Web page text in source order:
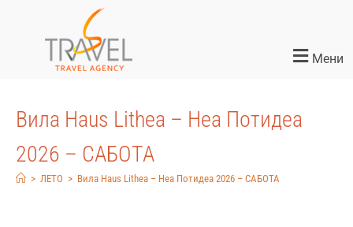
Мени
Вила Haus Lithea – Неа Потидеа
2026 – САБОТА
> ЛЕТО > Вила Haus Lithea – Неа Потидеа 2026 – САБОТА